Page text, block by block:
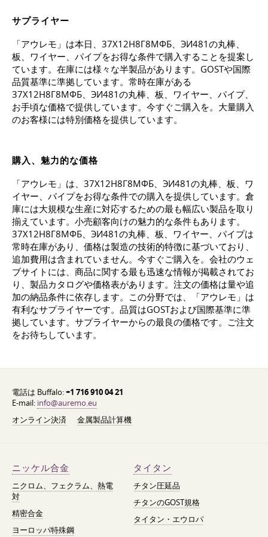
サプライヤー
「アウレモ」は本日、37Х12Н8Г8МФБ、ЭИ481の丸棒、
板、ワイヤー、パイプをお得な条件で購入することを提案し
ています。在庫には様々な半製品があります。GOSTや国際
品質基準に準拠しています。常時在庫がある
37Х12Н8Г8МФБ、ЭИ481の丸棒、板、ワイヤー、パイプ、
お手頃な価格で提供しています。今すぐご購入を。大量購入
のお客様には特別価格を提供しています。
購入、魅力的な価格
「アウレモ」は、37Х12Н8Г8МФБ、ЭИ481の丸棒、板、ワ
イヤー、パイプをお得な条件での購入を提供しています。倉
庫には大規模な生産に対応するための最も幅広い製品を取り
揃えています。小売顧客向けの魅力的な条件もあります。
37Х12Н8Г8МФБ、ЭИ481の丸棒、板、ワイヤー、パイプは
常時在庫があり、価格は製造の技術的特徴に基づいており、
追加費用は含まれていません。今すぐご購入を。会社のウェ
ブサイトには、商品に関する最も迅速な情報が掲載されてお
り、製品カタログや価格表があります。注文の価格は量や追
加の納品条件に依存します。この分野では、「アウレモ」は
有利なサプライヤーです。品質はGOSTおよび国際基準に準
拠しています。サプライヤーからの最良の価格です。ご注文
をお待ちしています。
電話は Buffalo:+1 716 910 04 21
E-mail: info@auremo.eu
オンライン決済
金属製品計算機
ニッケル合金
ニクロム、フェクラム、熱電
対
精密合金
ヨーロッパ特殊鋼
タイタン
チタン圧延品
チタンのGOST規格
タイタン・エウロパ